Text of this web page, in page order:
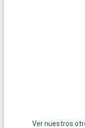
Ver nuestros